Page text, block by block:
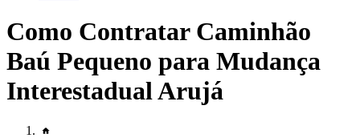
Como Contratar Caminhão
Baú Pequeno para Mudança
Interestadual Arujá